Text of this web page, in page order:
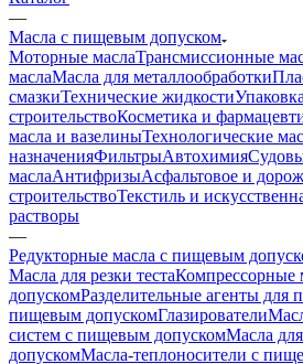
—
Масла с пищевым допуском
Моторные маслаТрансмиссионные
маслаМасла для металлообработки
смазкиТехнические жидкостиУпаковка
строительствоКосметика и
масла и вазелиныТехнологические
назначенияФильтрыАвтохимия
маслаАнтифризыАсфальтовое и
строительствоТекстиль и
растворы
—
Редукторные масла с пищевым
Масла для резки тестаКомпрессорные
допускомРазделительные агенты для
пищевым допускомГлазирователи
систем с пищевым допускомМасла
допускомМасла-теплоносители с